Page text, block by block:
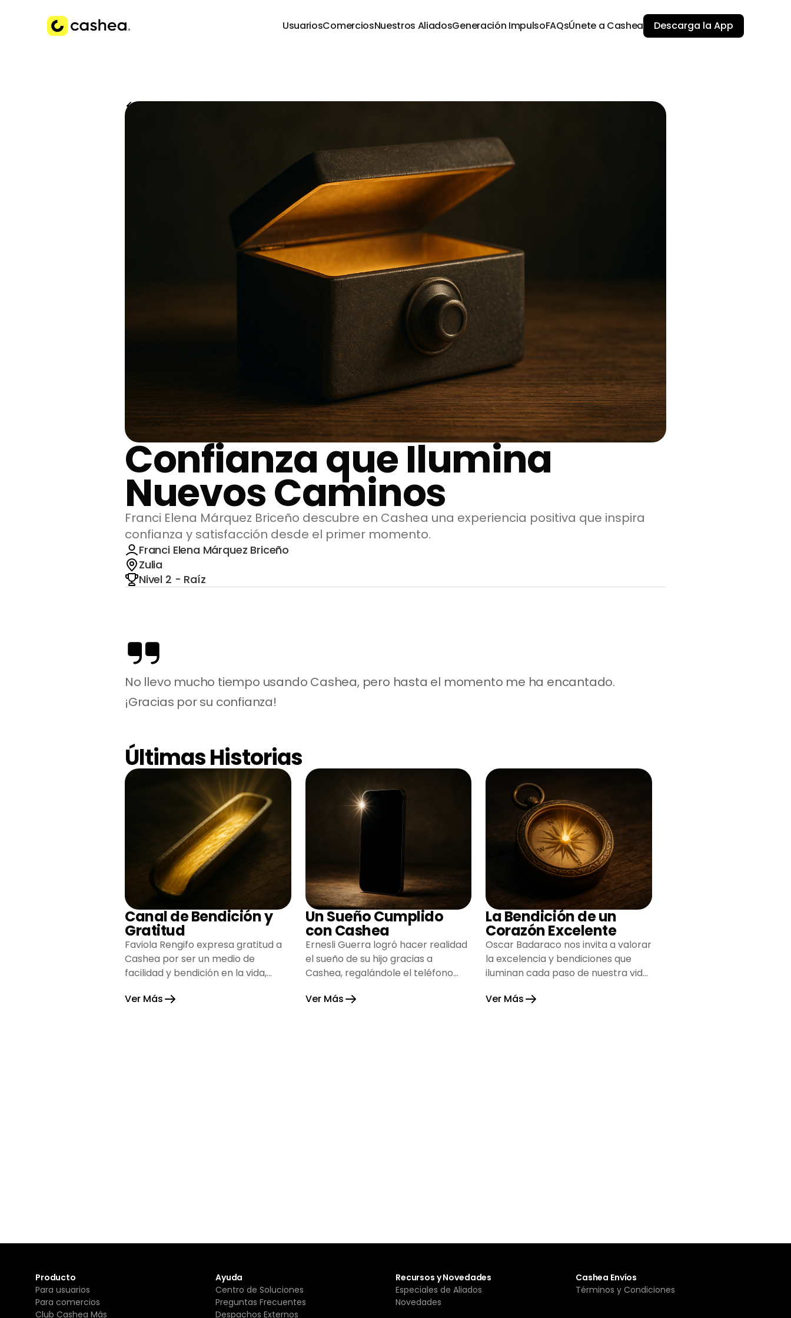
UsuariosComerciosNuestros AliadosGeneración ImpulsoFAQsÚnete a Cashea Descarga la App
Volver a Historias
Confianza que Ilumina
Nuevos Caminos
Franci Elena Márquez Briceño descubre en Cashea una experiencia positiva que inspira
confianza y satisfacción desde el primer momento.
Franci Elena Márquez Briceño
Zulia
Nivel 2 - Raíz
No llevo mucho tiempo usando Cashea, pero hasta el momento me ha encantado.
¡Gracias por su confianza!
Últimas Historias
Canal de Bendición y
Gratitud
Faviola Rengifo expresa gratitud a
Cashea por ser un medio de
facilidad y bendición en la vida,
esperanza.
Ver Más
Un Sueño Cumplido
con Cashea
Ernesli Guerra logró hacer realidad
el sueño de su hijo gracias a
Cashea, regalándole el teléfono
alegría su hogar.
Ver Más
La Bendición de un
Corazón Excelente
Oscar Badaraco nos invita a valorar
la excelencia y bendiciones que
iluminan cada paso de nuestra vida,
gratitud y fortaleza.
Ver Más
Producto
Para usuarios
Para comercios
Club Cashea Más
Ayuda
Centro de Soluciones
Preguntas Frecuentes
Despachos Externos
Recursos y Novedades
Especiales de Aliados
Novedades
Cashea Envíos
Términos y Condiciones